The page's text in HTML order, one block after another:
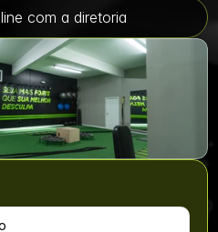
com a diretoria